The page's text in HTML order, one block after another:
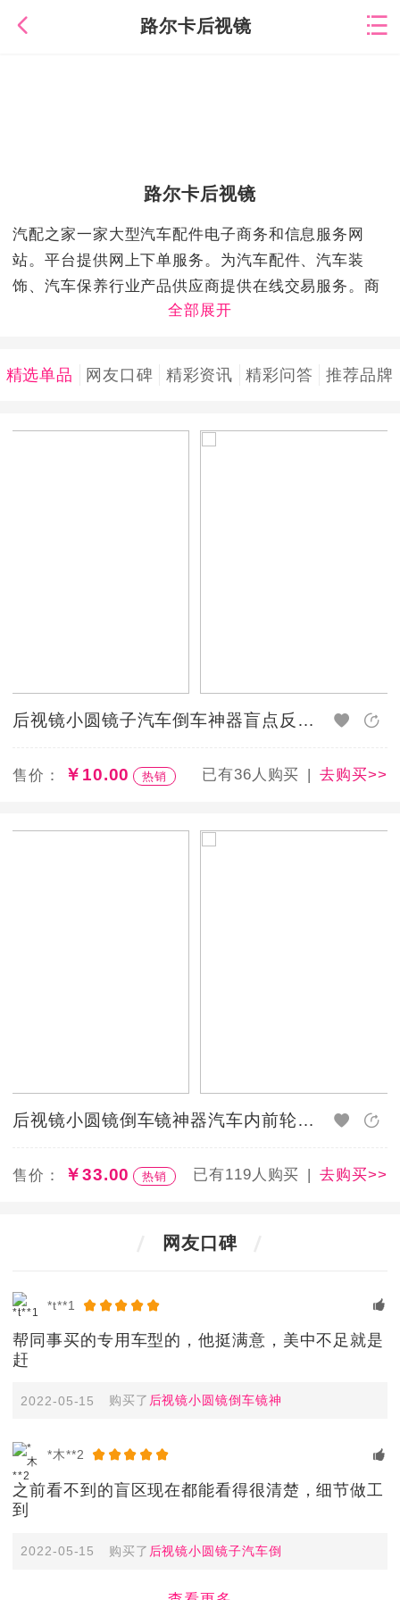
路尔卡后视镜
路尔卡后视镜
汽配之家一家大型汽车配件电子商务和信息服务网
站。平台提供网上下单服务。为汽车配件、汽车装
饰、汽车保养行业产品供应商提供在线交易服务。商
城具有强大的信息资源优势、全面的产品品种和价格
优质的售后服务团队，为广大汽车用户提供优质信息
和发展。本商城为路尔卡后视镜网上销售店铺，提供
精选单品 网友口碑 精彩资讯 精彩问答 推荐品牌
后视镜小圆镜子汽车倒车神器盲点反光辅助盲区360度广角高清小车
售价： ￥10.00 热销 已有36人购买 去购买>>
后视镜小圆镜倒车镜神器汽车内前轮胎盲区反光镜辅助小圆镜360度
售价： ￥33.00 热销 已有119人购买 去购买>>
网友口碑
*t**1
帮同事买的专用车型的，他挺满意，美中不足就是
赶
2022-05-15 购买了 后视镜小圆镜倒车镜神
*木**2
之前看不到的盲区现在都能看得很清楚，细节做工
到
2022-05-15 购买了 后视镜小圆镜子汽车倒